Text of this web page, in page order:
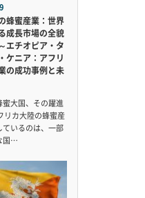
蜂蜜産業：世界
成長市場の全貌
エチオピア・タ
ケニア：アフリ
の成功事例と未
蜜大国、その躍進
リカ大陸の蜂蜜産
ているのは、一部
国…